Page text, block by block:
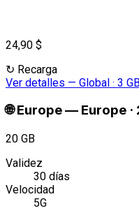
24,90 $
↻ Recarga
Ver detalles — Global · 3
🌐 Europe— Europe ·
20 GB
Validez
30 días
Velocidad
5G